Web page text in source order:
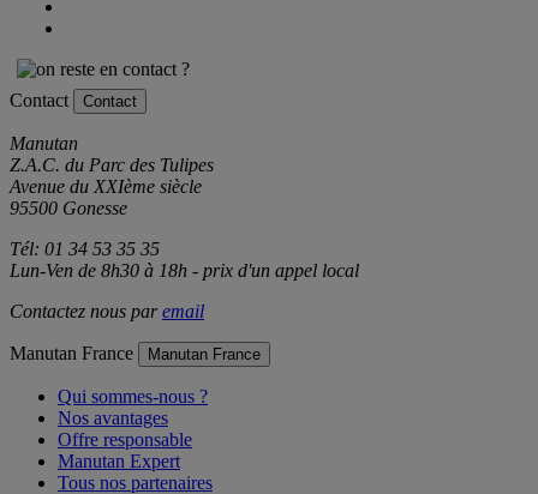
Contact Contact
Manutan
Z.A.C. du Parc des Tulipes
Avenue du XXIème siècle
95500 Gonesse
Tél: 01 34 53 35 35
Lun-Ven de 8h30 à 18h - prix d'un appel local
Contactez nous paremail
Manutan France Manutan France
Qui sommes-nous ?
Nos avantages
Offre responsable
Manutan Expert
Tous nos partenaires